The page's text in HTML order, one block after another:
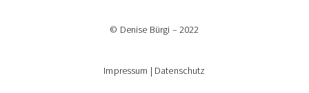
© Denise Bürgi – 2022
Impressum | Datenschutz